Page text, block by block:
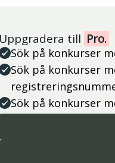
Uppgradera till Pro.
Sök på konkurser
Sök på konkurser
Sök på konkurser